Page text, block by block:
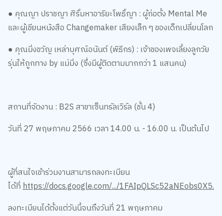
● คุณญา ปราชญา ศิริ์มหาอาริยะโพธิ์ญา : ผู้ก่อตั้ง Mental Me
และผู้เขียนหนังสือ Changemaker เสียงเล็ก ๆ ของเด็กเปลี่ยนโลก
● คุณมิ่งขวัญ เหล่าบุศณ์อนันต์ (พิธีกร) : เจ้าของเพจเลี้ยงลูกวัย
รุ่นให้ถูกทาง by แม่มิ่ง (ซึ่งมีผู้ติดตามมากกว่า 1 แสนคน)
สถานที่จัดงาน : B2S สาขาเซ็นทรัลเวิร์ล (ชั้น 4)
วันที่ 27 พฤษภาคม 2566 เวลา 14.00 น. - 16.00 น. เป็นต้นไป
ผู้ที่สนใจเข้าร่วมงานสามารถลงทะเบียน
ได้ที่https://docs.google.com/.../
ลงทะเบียนได้ตั้งแต่วันนี้จนถึงวันที่ 21 พฤษภาคม